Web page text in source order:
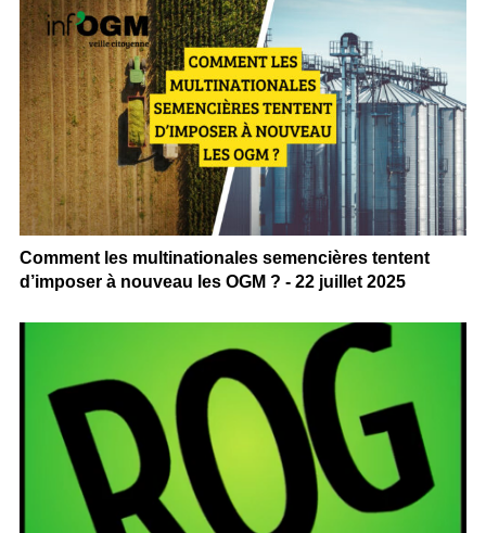
Comment les multinationales semencières tentent
d’imposer à nouveau les OGM ? - 22 juillet 2025